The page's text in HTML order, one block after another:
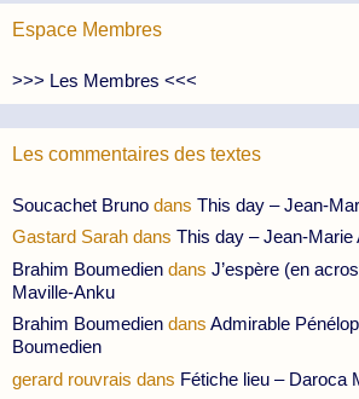
Espace Membres
>>> Les Membres <<<
Les commentaires des textes
Soucachet Bruno dans This day – Jean-
Gastard Sarah dans This day – Jean-Marie
Brahim Boumedien dans J’espère (en
Maville-Anku
Brahim Boumedien dans Admirable
Boumedien
gerard rouvrais dans Fétiche lieu – Daroca